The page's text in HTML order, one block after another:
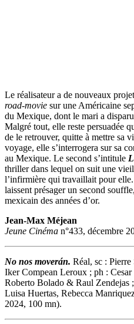
Le réalisateur a de nouveaux
road-movie sur une Américaine
du Mexique, dont le mari a
Malgré tout, elle reste persuadée
de le retrouver, quitte à mettre sa
voyage, elle s’interrogera sur sa
au Mexique. Le second s’intitule
thriller dans lequel on suit une
l’infirmière qui travaillait pour
laissent présager un second
mexicain des années d’or.
Jean-Max Méjean
Jeune Cinéma n°433, décembre
No nos moverán. Réal, sc :
Iker Compean Leroux ; ph :
Roberto Bolado & Raul Zendejas
Luisa Huertas, Rebecca
2024, 100 mn).